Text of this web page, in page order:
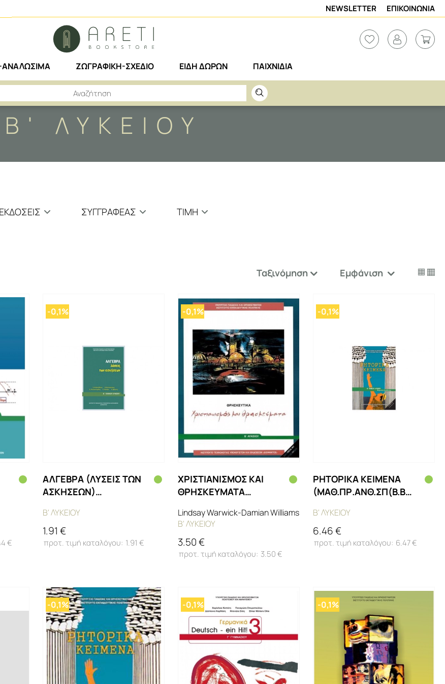
NEWSLETTER ΕΠΙΚΟΙΝΩΝΙΑ
ΑΝΑΛΩΣΙΜΑ ΖΩΓΡΑΦΙΚΗ-ΣΧΕΔΙΟ ΕΙΔΗ ΔΩΡΩΝ ΠΑΙΧΝΙΔΙΑ
Β' ΛΥΚΕΙΟΥ
ΕΚΔΌΣΕΙΣ ΣΥΓΓΡΑΦΈΑΣ ΤΙΜΗ
Ταξινόμηση Εμφάνιση  
€
-0,1%
ΑΛΓΕΒΡΑ (ΛΥΣΕΙΣ ΤΩΝ
ΑΣΚΗΣΕΩΝ)
ΕΣΠ))
Β' ΛΥΚΕΙΟΥ
1.91 €
1.91 €
-0,1%
ΧΡΙΣΤΙΑΝΙΣΜΟΣ ΚΑΙ
ΘΡΗΣΚΕΥΜΑΤΑ
ΕΣΠ))
Lindsay Warwick-Damian Williams
Β' ΛΥΚΕΙΟΥ
3.50 €
3.50 €
-0,1%
ΡΗΤΟΡΙΚΑ ΚΕΙΜΕΝΑ
(ΜΑΘ.ΠΡ.ΑΝΘ.ΣΠ(Β.Β
Β' ΛΥΚΕΙΟΥ
6.46 €
6.47 €
-0,1% -0,1% -0,1%